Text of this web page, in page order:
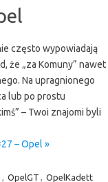
często wypowiadają
że „za Komuny” nawet
Na upragnionego
lub po prostu
– Twoi znajomi byli
– Opel »
, OpelGT , OpelKadett